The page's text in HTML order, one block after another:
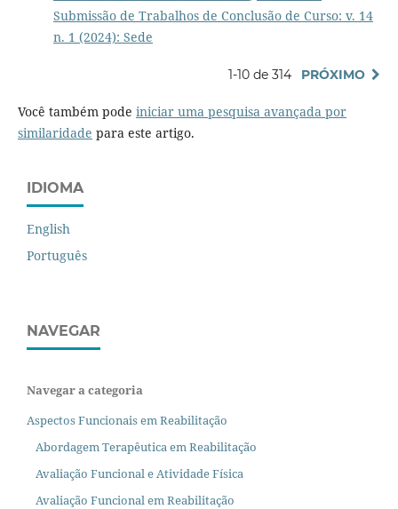
Submissão de Trabalhos de Conclusão de Curso: v. 14
n. 1 (2024): Sede
1-10 de 314 PRÓXIMO
Você também pode iniciar uma pesquisa avançada por
similaridade para este artigo.
IDIOMA
English
Português
NAVEGAR
Navegar a categoria
Aspectos Funcionais em Reabilitação
Abordagem Terapêutica em Reabilitação
Avaliação Funcional e Atividade Física
Avaliação Funcional em Reabilitação